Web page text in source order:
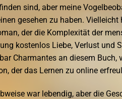
sind, aber meine
gesehen zu haben.
der die Komplexität der
kostenlos Liebe, Verlust und
Charmantes an diesem
der das Lernen zu online
war lebendig, aber die